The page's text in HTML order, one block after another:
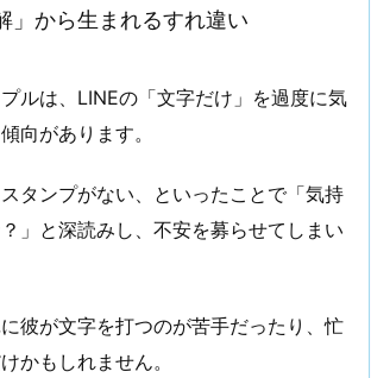
」から生まれるすれ違い
ルは、LINEの「文字だけ」を過度に気
向があります。
タンプがない、といったことで「気持
」と深読みし、不安を募らせてしまい
彼が文字を打つのが苦手だったり、忙
かもしれません。